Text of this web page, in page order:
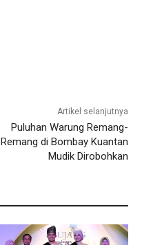
Artikel selanjutnya
Puluhan Warung Remang-
Remang di Bombay Kuantan
Mudik Dirobohkan